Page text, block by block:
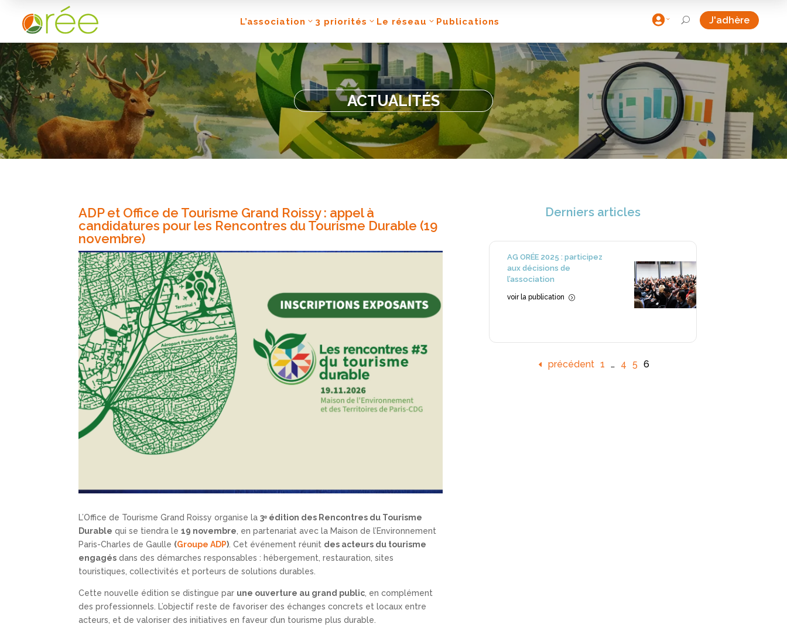
L’association 3 priorités Le réseau Publications  U J'adhère
ACTUALITÉS
ADP et Office de Tourisme Grand Roissy : appel à
candidatures pour les Rencontres du Tourisme Durable (19
novembre)
L’Office de Tourisme Grand Roissy organise la3ᵉ édition des Rencontres du Tourisme
Durable qui se tiendra le19 novembre , en partenariat avec la Maison de l’Environnement
Paris-Charles de Gaulle (Groupe ADP) . Cet événement réunit des acteurs du tourisme
engagés dans des démarches responsables : hébergement, restauration, sites
touristiques, collectivités et porteurs de solutions durables.
Cette nouvelle édition se distingue par une ouverture au grand public , en complément
des professionnels. L’objectif reste de favoriser des échanges concrets et locaux entre
acteurs, et de valoriser des initiatives en faveur d’un tourisme plus durable.
Derniers articles
AG ORÉE 2025 : participez
aux décisions de
l’association
voir la publication =
précédent 1 … 4 5 6